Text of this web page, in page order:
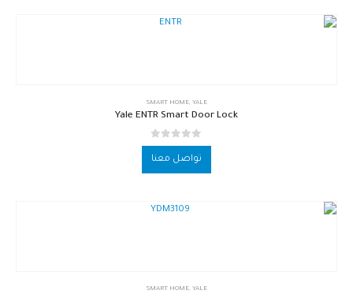
SMART HOME, YALE
Yale ENTR Smart Door Lock
0
out of 5
تواصل معنا
SMART HOME, YALE